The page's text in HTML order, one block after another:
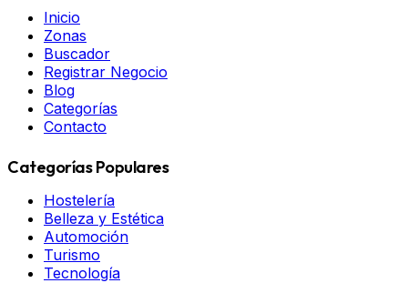
Inicio
Zonas
Buscador
Registrar Negocio
Blog
Categorías
Contacto
Categorías Populares
Hostelería
Belleza y Estética
Automoción
Turismo
Tecnología